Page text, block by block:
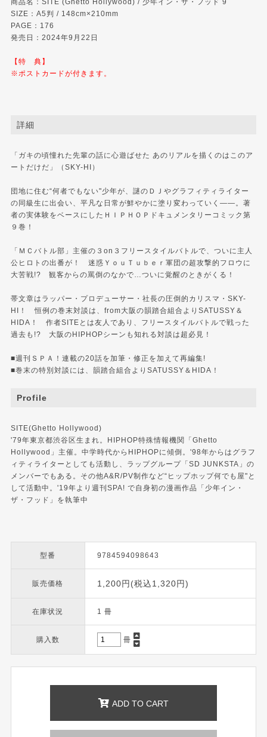
商品名：SITE (Ghetto Hollywood) / 少年イン・ザ・フッド 9
SIZE：A5判 / 148cm×210mm
PAGE：176
発売日：2024年9月22日
【特 典】
※ポストカードが付きます。
詳細
「ガキの頃憧れた先輩の話に心遊ばせた あのリアルを描くのはこのア
ートだけだ」（SKY-HI）
団地に住む“何者でもない"少年が、謎のＤＪやグラフィティライター
の同級生に出会い、平凡な日常が鮮やかに塗り変わっていく――。著
者の実体験をベースにしたＨＩＰＨＯＰドキュメンタリーコミック第
９巻！
「ＭＣバトル部」主催の３on３フリースタイルバトルで、ついに主人
公ヒロトの出番が！ 迷惑ＹｏｕＴｕｂｅｒ軍団の超攻撃的フロウに
大苦戦!? 観客からの罵倒のなかで…ついに覚醒のときがくる！
帯文章はラッパー・プロデューサー・社長の圧倒的カリスマ・SKY-
HI！ 恒例の巻末対談は、from大阪の韻踏合組合よりSATUSSY＆
HIDA！ 作者SITEとは友人であり、フリースタイルバトルで戦った
過去も!? 大阪のHIPHOPシーンも知れる対談は超必見！
■週刊ＳＰＡ！連載の20話を加筆・修正を加えて再編集!
■巻末の特別対談には、韻踏合組合よりSATUSSY＆HIDA！
Profile
SITE(Ghetto Hollywood)
'79年東京都渋谷区生まれ。HIPHOP特殊情報機関「Ghetto
Hollywood」主催。中学時代からHIPHOPに傾倒。'98年からはグラフ
ィティライターとしても活動し、ラップグループ「SD JUNKSTA」の
メンバーでもある。その他A&R/PV制作など“ヒップホップ何でも屋"と
して活動中。'19年より週刊SPA! で自身初の漫画作品「少年イン・
ザ・フッド」を執筆中
型番 9784594098643
販売価格 1,200円(税込1,320円)
在庫状況 1 冊
購入数 冊
ADD TO CART